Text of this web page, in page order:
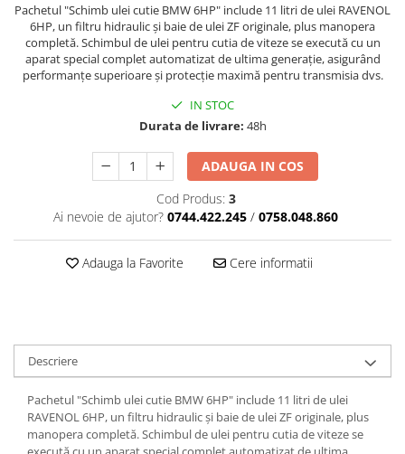
Pachetul "Schimb ulei cutie BMW 6HP" include 11 litri de ulei RAVENOL
6HP, un filtru hidraulic și baie de ulei ZF originale, plus manopera
completă. Schimbul de ulei pentru cutia de viteze se execută cu un
aparat special complet automatizat de ultima generație, asigurând
performanțe superioare și protecție maximă pentru transmisia dvs.
IN STOC
Durata de livrare: 48h
ADAUGA IN COS
Cod Produs: 3
Ai nevoie de ajutor? 0744.422.245 / 0758.048.860
Adauga la Favorite Cere informatii
Descriere
Pachetul "Schimb ulei cutie BMW 6HP" include 11 litri de ulei
RAVENOL 6HP, un filtru hidraulic și baie de ulei ZF originale, plus
manopera completă. Schimbul de ulei pentru cutia de viteze se